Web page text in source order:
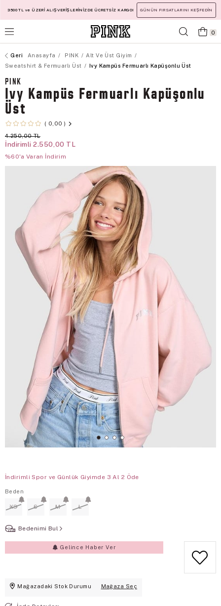
3500 TL ve ÜZERİ ALIŞVERİŞLERİNİZDE ÜCRETSİZ KARGO! GÜNÜN FIRSATLARINI KEŞFEDİN
0
Anasayfa PINK
Alt Ve Üst Giyim
Sweatshirt & Fermuarlı Üst
Ivy Kampüs Fermuarlı Kapüşonlu Üst
PINK
Ivy Kampüs Fermuarlı Kapüşonlu
Üst
0,00
4.250,00 TL
İndirimli 2.550,00 TL
%60'a Varan İndirim
İndirimli Spor ve Günlük Giyimde 3 Al 2 Öde
Beden
XS S M L
Bedenimi Bul
Gelince Haber Ver
Mağazadaki Stok Durumu Mağaza Seç